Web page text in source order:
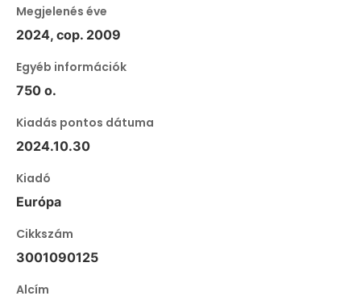
Megjelenés éve
2024, cop. 2009
Egyéb információk
750 o.
Kiadás pontos dátuma
2024.10.30
Kiadó
Európa
Cikkszám
3001090125
Alcím